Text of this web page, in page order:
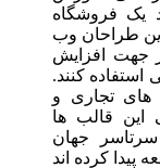
یک فروشگاه
طراحان وب
جهت افزایش
کنند.
های تجاری و
این قالب ها
جهان